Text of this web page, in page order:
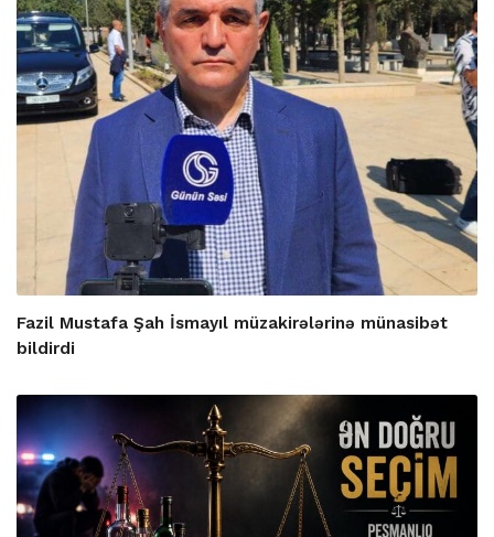
Fazil Mustafa Şah İsmayıl müzakirələrinə münasibət
bildirdi